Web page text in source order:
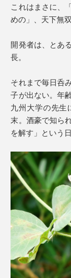
これはまさに、
めの」、天下無
開発者は、とあ
長。
それまで毎日呑
子が出ない。年
九州大学の先生
末。酒豪で知ら
を解す」という